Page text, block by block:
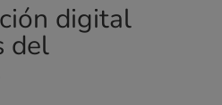
digital
del